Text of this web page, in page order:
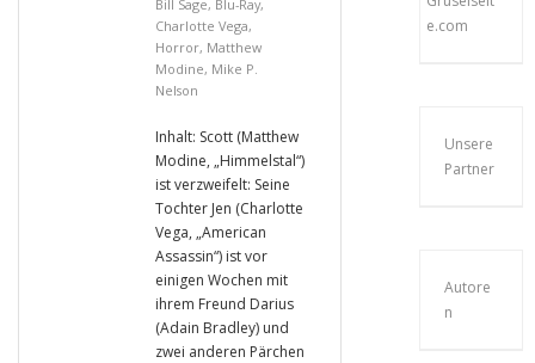
Bill Sage, Blu-Ray,
Charlotte Vega,
Horror, Matthew
Modine, Mike P.
Nelson
Inhalt: Scott (Matthew
Modine, „Himmelstal“)
ist verzweifelt: Seine
Tochter Jen (Charlotte
Vega, „American
Assassin“) ist vor
einigen Wochen mit
ihrem Freund Darius
(Adain Bradley) und
zwei anderen Pärchen
Unsere
Partner
Autore
n